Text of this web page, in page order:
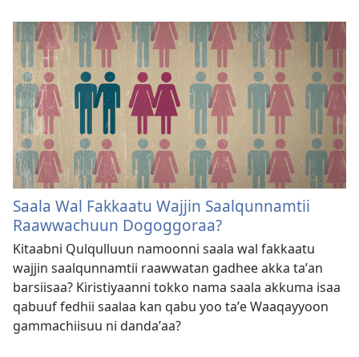
Saala Wal Fakkaatu Wajjin Saalqunnamtii
Raawwachuun Dogoggoraa?
Kitaabni Qulqulluun namoonni saala wal fakkaatu
wajjin saalqunnamtii raawwatan gadhee akka taʼan
barsiisaa? Kiristiyaanni tokko nama saala akkuma isaa
qabuuf fedhii saalaa kan qabu yoo taʼe Waaqayyoon
gammachiisuu ni dandaʼaa?